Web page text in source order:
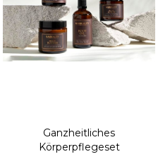
Ganzheitliches
Körperpflegeset